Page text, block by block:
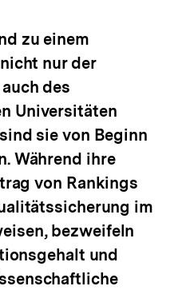
zu einem
nur der
des
Universitäten
sie von Beginn
Während ihre
von Rankings
im
bezweifeln
und